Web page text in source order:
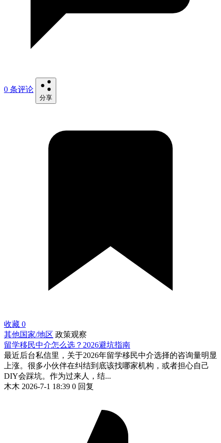
0 条评论
分享
收藏 0
其他国家/地区 政策观察
留学移民中介怎么选？2026避坑指南
最近后台私信里，关于2026年留学移民中介选择的咨询量明显
上涨。很多小伙伴在纠结到底该找哪家机构，或者担心自己
DIY会踩坑。作为过来人，结...
木木 2026-7-1 18:39 0 回复